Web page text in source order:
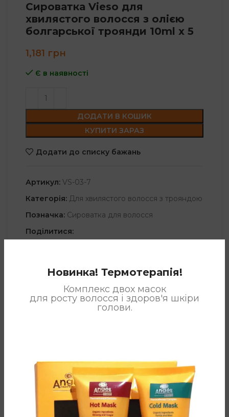
Новинка! Термотерапія!
Комплекс двох масок
для росту волосся і здоров'я шкіри
голови.
Сироватка Vieso для
хвилястого волосся з олією
болгарської троянди 10ml x 5
1,181 грн
Є в наявності
ДОДАТИ В КОШИК
КУПИТИ ЗАРАЗ
Додати до списку бажань
Артикул: VS-03-7
Категорія: Для хвилястого волосся з трояндою
Позначка: Сироватка для волосся
Поділитися:
Містить природний комплекс олії болгарської троянди,
олії бергамоту та екстракту листя гінкго,
блиску.
Підходить для сухого, пошкодженого та
фарбованого волосся.
Склад: олія квітів дамаської троянди, олія ши, олія плодів
бергамоту, екстракт листя гінкго, олія апельсину,